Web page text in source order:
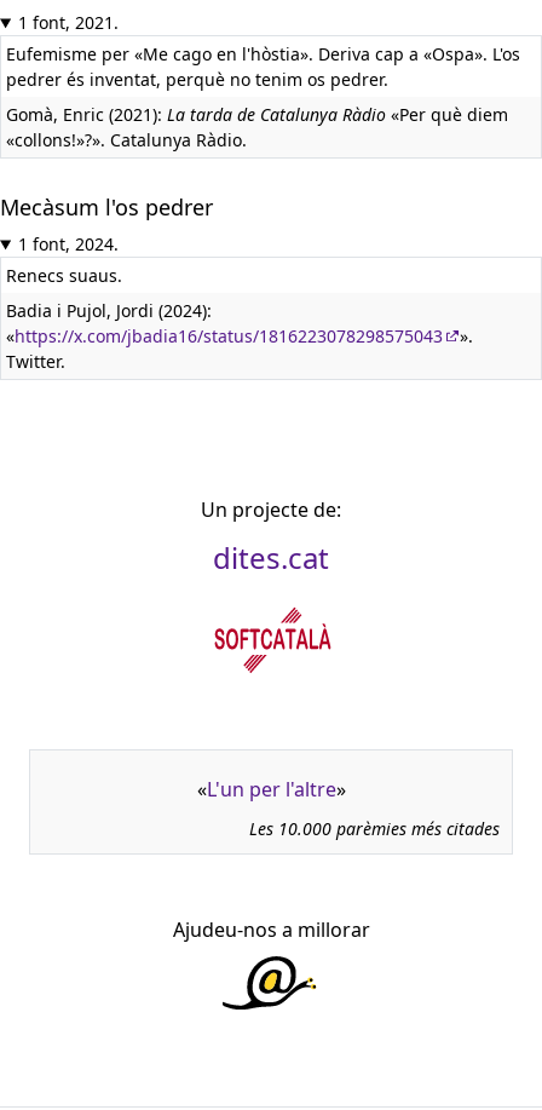
1 font, 2021.
Eufemisme per «Me cago en l'hòstia». Deriva cap a «Ospa». L'os
pedrer és inventat, perquè no tenim os pedrer.
Gomà, Enric (2021): La tarda de Catalunya Ràdio «Per què diem
«collons!»?». Catalunya Ràdio.
Mecàsum l'os pedrer
1 font, 2024.
Renecs suaus.
Badia i Pujol, Jordi (2024):
«https://x.com/jbadia16/status/1816223078298575043
».
Twitter.
Un projecte de:
dites.cat
«L'un per l'altre»
Les 10.000 parèmies més citades
Ajudeu-nos a millorar